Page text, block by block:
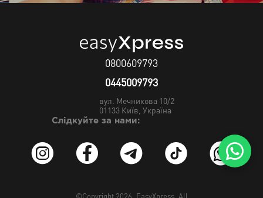
0800609793
0445009793
вул. Мечникова 10/2
01133 Київ, Україна
Слідкуйте за нами: